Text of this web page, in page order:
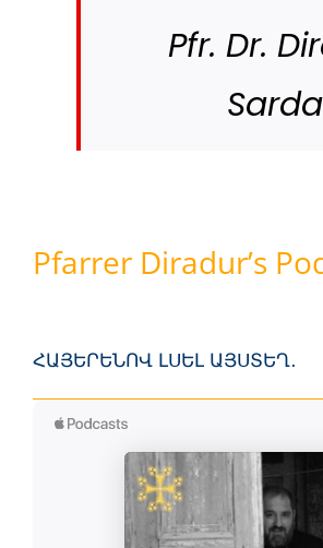
Pfr. Dr.
Pfarrer Diradur’s
ՀԱՅԵՐԵՆՈՎ ԼՍԵԼ ԱՅՍՏԵՂ․